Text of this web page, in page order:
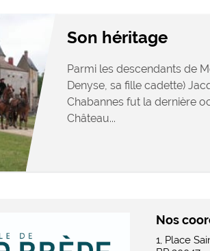
Son héritage
Parmi les descendants de
Denyse, sa fille cadette)
Chabannes fut la dernière
Château...
Nos
1, Place